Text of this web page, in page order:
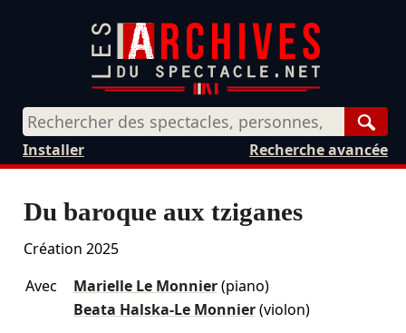
Recherche avancée
Installer
Du baroque aux tziganes
Création 2025
Avec
Marielle Le Monnier (piano)
Beata Halska-Le Monnier (violon)